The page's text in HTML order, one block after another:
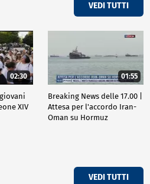
VEDI TUTTI
02:30
XIV
01:55
Breaking News delle 17.00 |
Attesa per l'accordo Iran-
Oman su Hormuz
VEDI TUTTI